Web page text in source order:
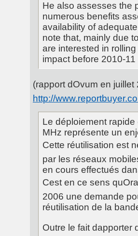
He also assesses the
numerous benefits
availability of
note that, mainly due
are interested in
impact before 2010-11
(rapport dOvum en juillet
http://
Le déploiement
MHz représente un
Cette réutilisation est
par les réseaux
en cours effectués
Cest en ce sens
2006 une demande
réutilisation de la
Outre le fait